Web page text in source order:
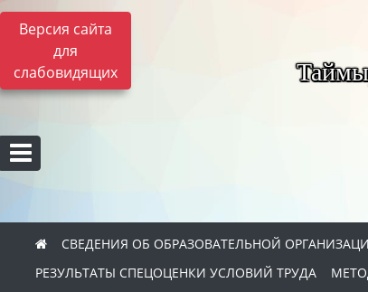
Версия сайта
для
слабовидящих
СВЕДЕНИЯ ОБ ОБРАЗОВАТЕЛЬНОЙ
РЕЗУЛЬТАТЫ СПЕЦОЦЕНКИ УСЛОВИЙ ТРУДА